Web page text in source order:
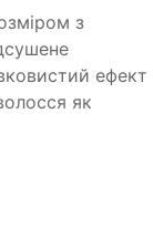
з
ефект
як